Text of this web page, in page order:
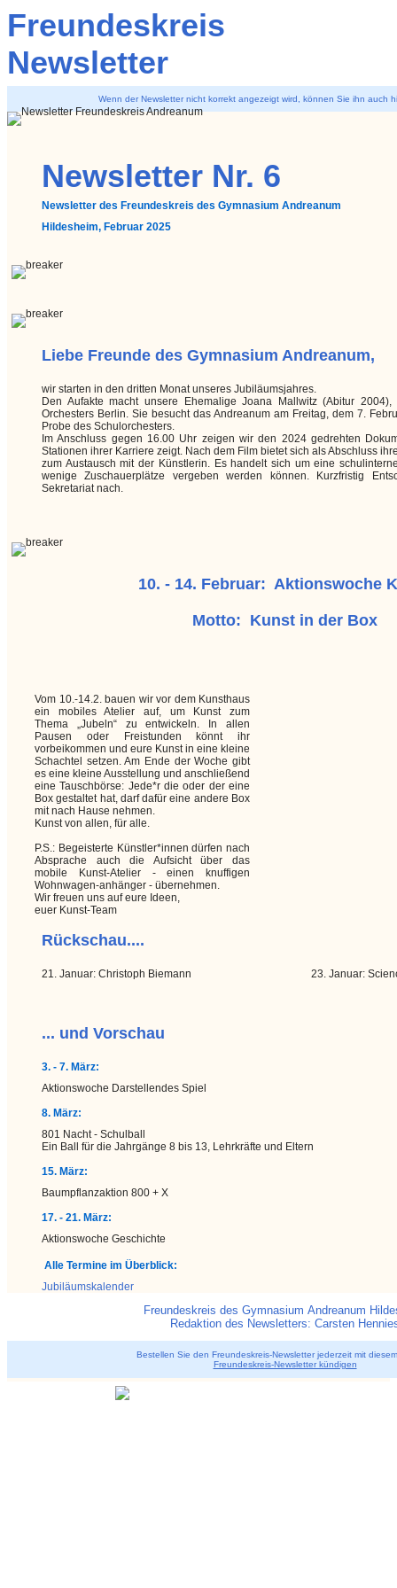
Freundeskreis
Newsletter
Wenn der Newsletter nicht korrekt angezeigt wird, können Sie ihn auch
Newsletter Nr. 6
Newsletter des Freundeskreis des Gymnasium Andreanum
Hildesheim, Februar 2025
Liebe Freunde des Gymnasium Andreanum,
wir starten in den dritten Monat unseres Jubiläumsjahres.
Den Aufakte macht unsere Ehemalige Joana Mallwitz (Abitur
Orchesters Berlin. Sie besucht das Andreanum am Freitag, dem 7.
Probe des Schulorchesters.
Im Anschluss gegen 16.00 Uhr zeigen wir den 2024 gedrehten
Stationen ihrer Karriere zeigt. Nach dem Film bietet sich als Abschluss
zum Austausch mit der Künstlerin. Es handelt sich um eine
wenige Zuschauerplätze vergeben werden können. Kurzfristig
Sekretariat nach.
10. - 14. Februar: Aktionswoche
Motto: Kunst in der Box
Vom 10.-14.2. bauen wir vor dem Kunsthaus
ein mobiles Atelier auf, um Kunst zum
Thema „Jubeln“ zu entwickeln. In allen
Pausen oder Freistunden könnt ihr
vorbeikommen und eure Kunst in eine kleine
Schachtel setzen. Am Ende der Woche gibt
es eine kleine Ausstellung und anschließend
eine Tauschbörse: Jede*r die oder der eine
Box gestaltet hat, darf dafür eine andere Box
mit nach Hause nehmen.
Kunst von allen, für alle.
P.S.: Begeisterte Künstler*innen dürfen nach
Absprache auch die Aufsicht über das
mobile Kunst-Atelier - einen knuffigen
Wohnwagen-anhänger - übernehmen.
Wir freuen uns auf eure Ideen,
euer Kunst-Team
Rückschau....
21. Januar: Christoph Biemann 23. Januar:
... und Vorschau
3. - 7. März:
Aktionswoche Darstellendes Spiel
8. März:
801 Nacht - Schulball
Ein Ball für die Jahrgänge 8 bis 13, Lehrkräfte und Eltern
15. März:
Baumpflanzaktion 800 + X
17. - 21. März:
Aktionswoche Geschichte
Alle Termine im Überblick:
Jubiläumskalender
Freundeskreis des Gymnasium Andreanum
Redaktion des Newsletters: Carsten
Bestellen Sie den Freundeskreis-Newsletter jederzeit mit
Freundeskreis-Newsletter kündigen